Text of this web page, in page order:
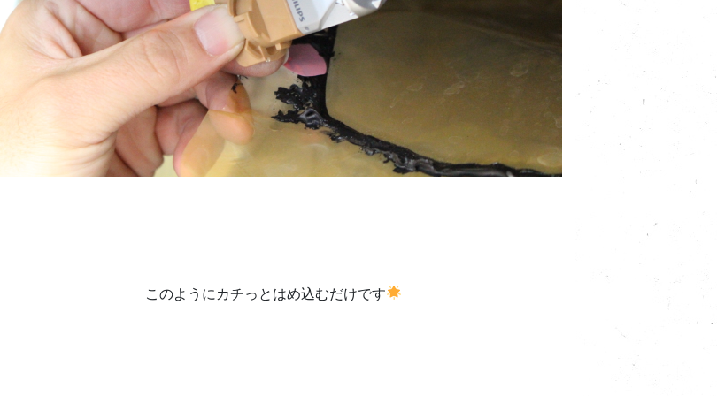
このようにカチっとはめ込むだけです